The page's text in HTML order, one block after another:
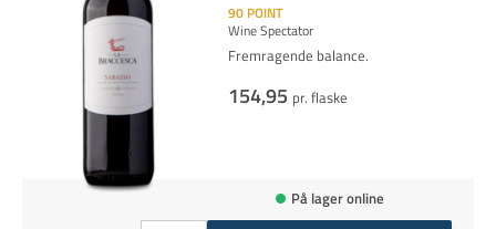
90 POINT
Wine Spectator
Fremragende balance.
154,95 pr. flaske
På lager online